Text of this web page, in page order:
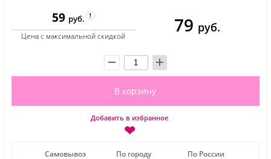
59 руб.
Цена с максимальной скидкой 79 руб.
В корзину
Добавить в избранное
❤
Самовывоз По городу По России